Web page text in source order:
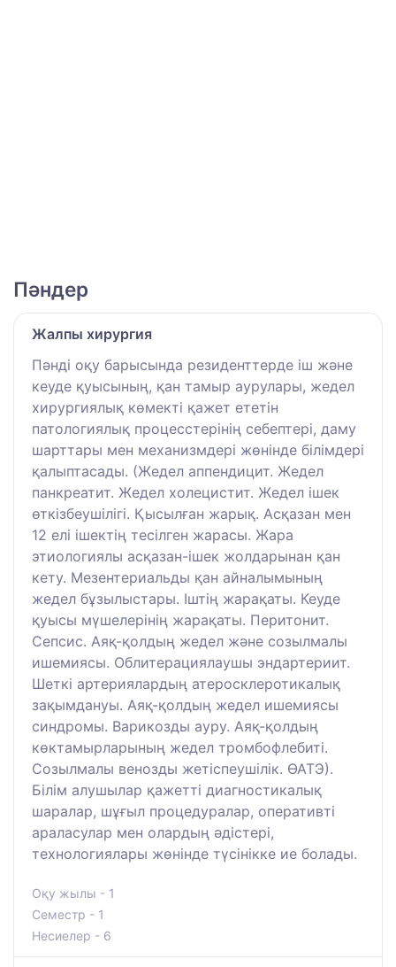
Пәндер
Жалпы хирургия
Пәнді оқу барысында резиденттерде іш және
кеуде қуысының, қан тамыр аурулары, жедел
хирургиялық көмекті қажет ететін
патологиялық процесстерінің себептері, даму
шарттары мен механизмдері жөнінде білімдері
қалыптасады. (Жедел аппендицит. Жедел
панкреатит. Жедел холецистит. Жедел ішек
өткізбеушілігі. Қысылған жарық. Асқазан мен
12 елі ішектің тесілген жарасы. Жара
этиологиялы асқазан-ішек жолдарынан қан
кету. Мезентериальды қан айналымының
жедел бұзылыстары. Іштің жарақаты. Кеуде
қуысы мүшелерінің жарақаты. Перитонит.
Сепсис. Аяқ-қолдың жедел және созылмалы
ишемиясы. Облитерациялаушы эндартериит.
Шеткі артериялардың атеросклеротикалық
зақымдануы. Аяқ-қолдың жедел ишемиясы
синдромы. Варикозды ауру. Аяқ-қолдың
көктамырларының жедел тромбофлебиті.
Созылмалы венозды жетіспеушілік. ӨАТЭ).
Білім алушылар қажетті диагностикалық
шаралар, шұғыл процедуралар, оперативті
араласулар мен олардың әдістері,
технологиялары жөнінде түсінікке ие болады.
Оқу жылы - 1
Семестр - 1
Несиелер - 6